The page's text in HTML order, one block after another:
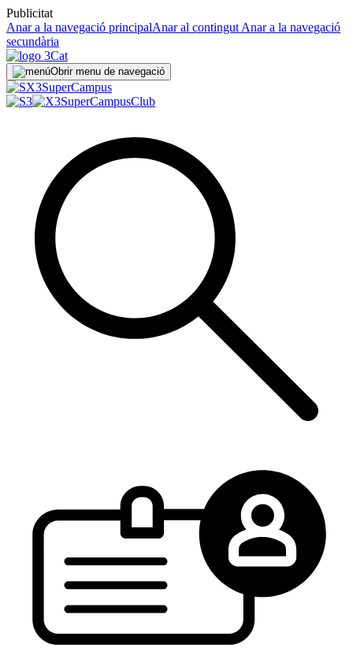
Publicitat
Anar a la navegació principalAnar al contingut Anar a la navegació
secundària
Obrir menu de navegació
SuperCampus
SuperCampusClub